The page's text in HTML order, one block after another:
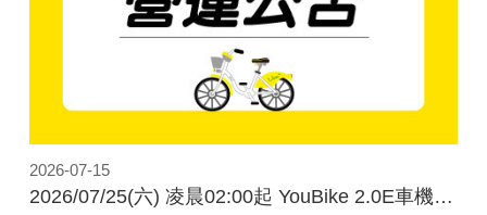
2026-07-15
2026/07/25(六) 凌晨02:00起 YouBike 2.0E車機更新作業